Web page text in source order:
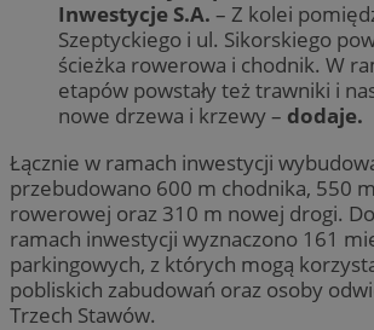
Inwestycje S.A. – Z kolei
Szeptyckiego i ul. Sikorskiego
ścieżka rowerowa i chodnik. W
etapów powstały też trawniki i
nowe drzewa i krzewy – dodaje.
Łącznie w ramach inwestycji
przebudowano 600 m chodnika, 550
rowerowej oraz 310 m nowej drogi.
ramach inwestycji wyznaczono 161
parkingowych, z których mogą
pobliskich zabudowań oraz osoby
Trzech Stawów.